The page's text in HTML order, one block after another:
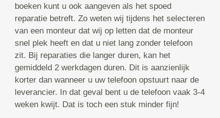
boeken kunt u ook aangeven als het spoed
reparatie betreft. Zo weten wij tijdens het selecteren
van een monteur dat wij op letten dat de monteur
snel plek heeft en dat u niet lang zonder telefoon
zit. Bij reparaties die langer duren, kan het
gemiddeld 2 werkdagen duren. Dit is aanzienlijk
korter dan wanneer u uw telefoon opstuurt naar de
leverancier. In dat geval bent u de telefoon vaak 3-4
weken kwijt. Dat is toch een stuk minder fijn!